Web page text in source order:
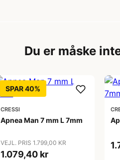
Du er måske
SPAR 40%
CRESSI
Apnea Man 7 mm L 7mm
VEJL. PRIS 1.799,00 KR
1.079,40 kr